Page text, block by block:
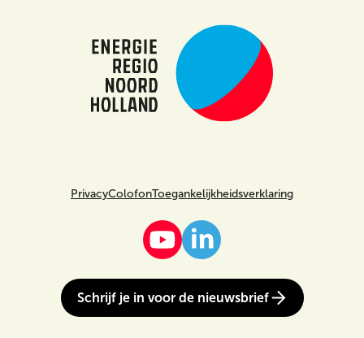
PrivacyColofonToegankelijkheidsverklaring
Schrijf je in voor de nieuwsbrief